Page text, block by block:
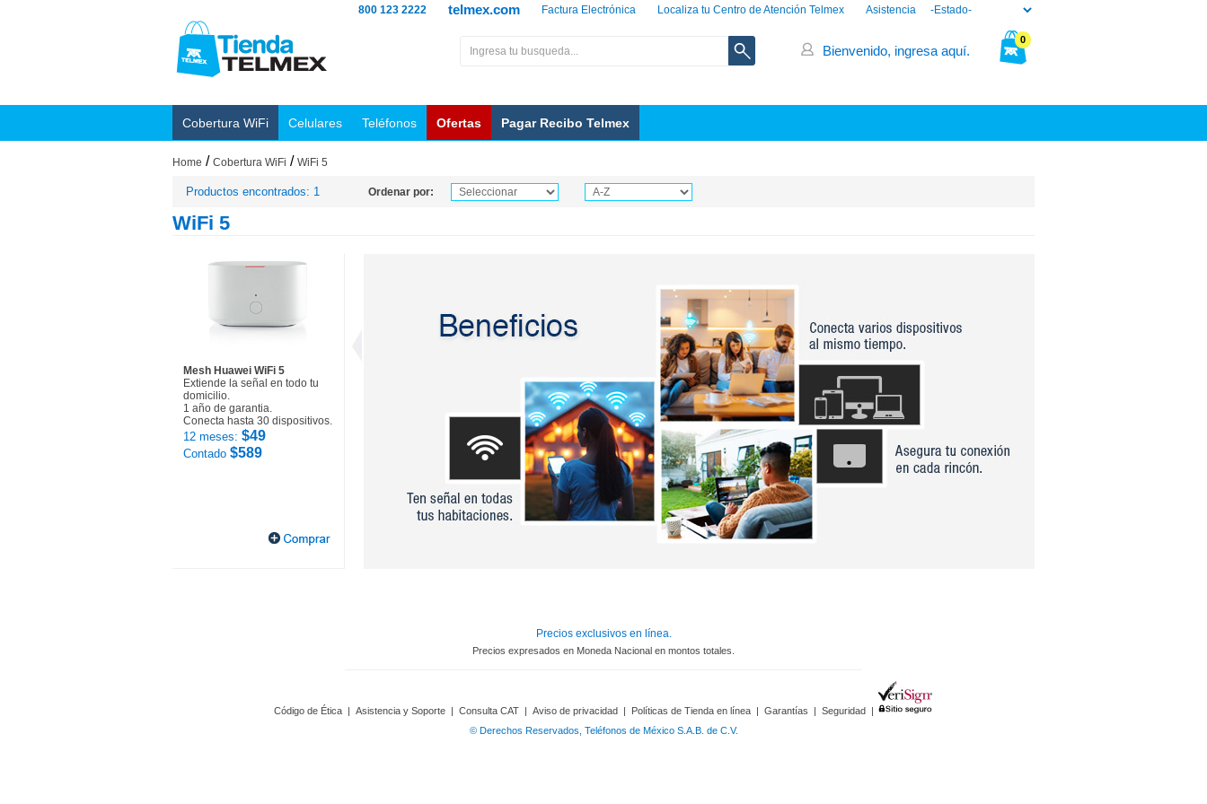
Asistencia
Localiza tu Centro de Atención Telmex
Factura Electrónica
telmex.com
800 123 2222
0
Bienvenido, ingresa aquí.
Cobertura WiFi Celulares Teléfonos Ofertas Pagar Recibo Telmex
Home / Cobertura WiFi / WiFi 5
Productos encontrados: 1 Ordenar por:
WiFi 5
Mesh Huawei WiFi 5
Extiende la señal en todo tu
domicilio.
1 año de garantia.
Conecta hasta 30 dispositivos.
12 meses: $49
Contado $589
Precios exclusivos en línea.
Precios expresados en Moneda Nacional en montos totales.
Código de Ética | Asistencia y Soporte | Consulta CAT | Aviso de privacidad | Políticas de Tienda en línea | Garantías | Seguridad |
© Derechos Reservados, Teléfonos de México S.A.B. de C.V.